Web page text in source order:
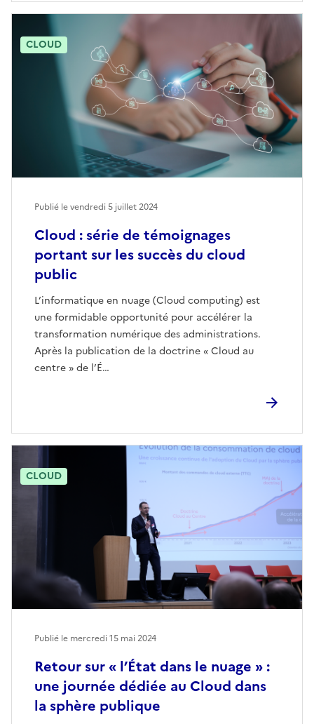
Cloud : série de témoignages
portant sur les succès du cloud
public
L’informatique en nuage (Cloud computing) est
une formidable opportunité pour accélérer la
transformation numérique des administrations.
Après la publication de la doctrine « Cloud au
centre » de l’É…
Publié le vendredi 5 juillet 2024
CLOUD
Retour sur « l’État dans le nuage » :
une journée dédiée au Cloud dans
la sphère publique
Publié le mercredi 15 mai 2024
CLOUD